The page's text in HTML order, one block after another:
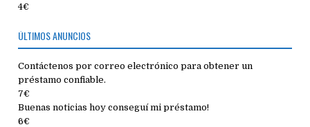
4€
ÚLTIMOS ANUNCIOS
Contáctenos por correo electrónico para obtener un
préstamo confiable.
7€
Buenas noticias hoy conseguí mi préstamo!
6€